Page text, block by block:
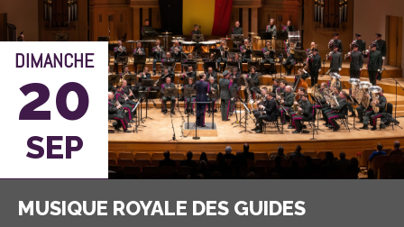
MUSIQUE ROYALE DES GUIDES
DIMANCHE
20
SEP